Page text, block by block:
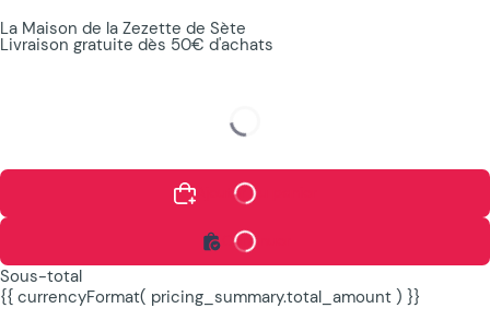
La Maison de la Zezette de Sète
Livraison gratuite dès 50€ d'achats
Ajouter au panier
Continuer
Sous-total
{{ currencyFormat( pricing_summary.total_amount ) }}